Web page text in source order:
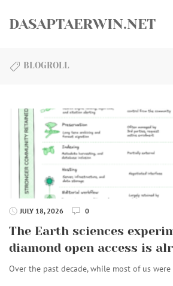
DASAPTAERWIN.NET
BLOGROLL
JULY 18, 2026 0
The Earth sciences
diamond open access is
Over the past decade, while most of us